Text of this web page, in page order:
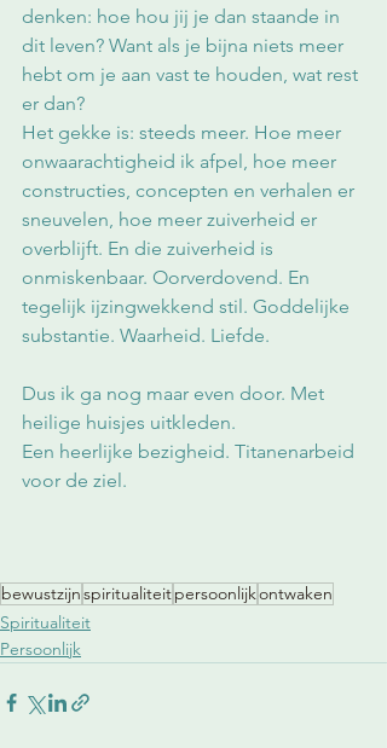
denken: hoe hou jij je dan staande in
dit leven? Want als je bijna niets meer
hebt om je aan vast te houden, wat rest
er dan?
Het gekke is: steeds meer. Hoe meer
onwaarachtigheid ik afpel, hoe meer
constructies, concepten en verhalen er
sneuvelen, hoe meer zuiverheid er
overblijft. En die zuiverheid is
onmiskenbaar. Oorverdovend. En
tegelijk ijzingwekkend stil. Goddelijke
substantie. Waarheid. Liefde.
Dus ik ga nog maar even door. Met
heilige huisjes uitkleden.
Een heerlijke bezigheid. Titanenarbeid
voor de ziel.
bewustzijnspiritualiteitpersoonlijkontwaken
Spiritualiteit
Persoonlijk